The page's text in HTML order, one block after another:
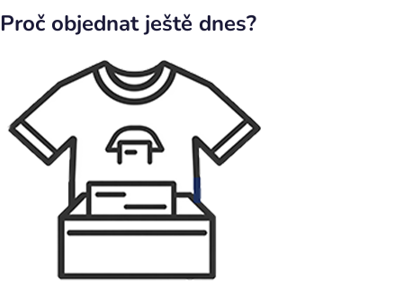
Proč objednat ještě dnes?